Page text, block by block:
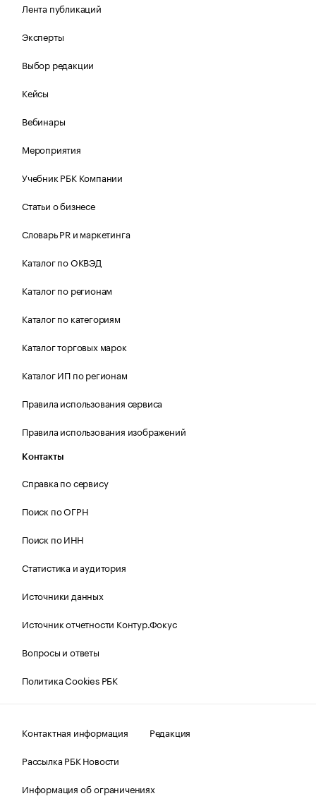
Лента публикаций
Эксперты
Выбор редакции
Кейсы
Вебинары
Мероприятия
Учебник РБК Компании
Статьи о бизнесе
Словарь PR и маркетинга
Каталог по ОКВЭД
Каталог по регионам
Каталог по категориям
Каталог торговых марок
Каталог ИП по регионам
Правила использования сервиса
Правила использования изображений
Контакты
Справка по сервису
Поиск по ОГРН
Поиск по ИНН
Статистика и аудитория
Источники данных
Источник отчетности Контур.Фокус
Вопросы и ответы
Политика Cookies РБК
Контактная информация
Редакция
Рассылка РБК Новости
Информация об ограничениях